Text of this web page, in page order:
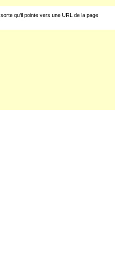
qu'il pointe vers une URL de la page